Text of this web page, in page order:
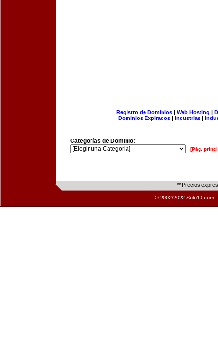
Registro de Dominios| Web Hosting |
Dominios Expirados | Industrias |
Categorías de Dominio:
[Pág.
** Precios
© 2002/2022 Solo10.com